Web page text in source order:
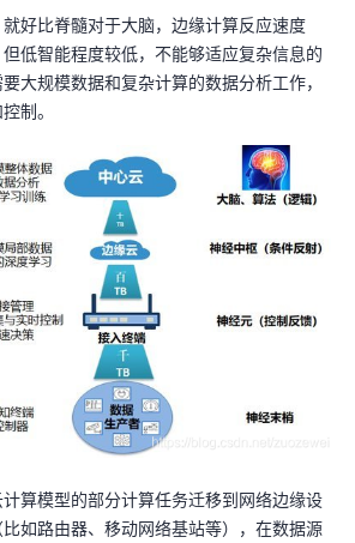
好比脊髓对于大脑，边缘计算反应速度
低智能程度较低，不能够适应复杂信息的
大规模数据和复杂计算的数据分析工作，
制。
算模型的部分计算任务迁移到网络边缘设
如路由器、移动网络基站等），在数据源